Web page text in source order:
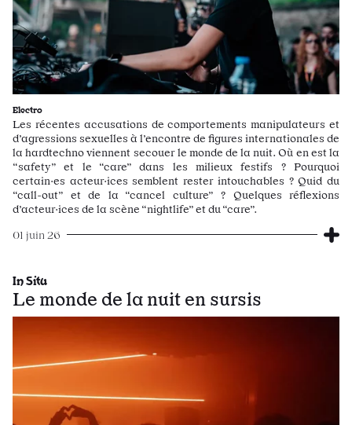
Electro
Les récentes accusations de comportements manipulateurs et
d’agressions sexuelles à l’encontre de figures internationales de
la hardtechno viennent secouer le monde de la nuit. Où en est la
“safety” et le “care” dans les milieux festifs ? Pourquoi
certain·es acteur·ices semblent rester intouchables ? Quid du
“call-out” et de la “cancel culture” ? Quelques réflexions
d’acteur·ices de la scène “nightlife” et du “care”.
01 juin 26
In Situ
Le monde de la nuit en sursis